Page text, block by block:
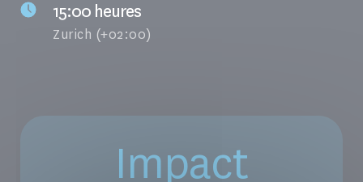
15:00 heures
Zurich (+02:00)
Impact